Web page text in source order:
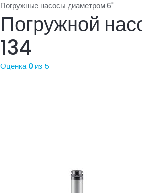
Погружные насосы диаметром 6"
Погружной
134
Оценка0 из 5